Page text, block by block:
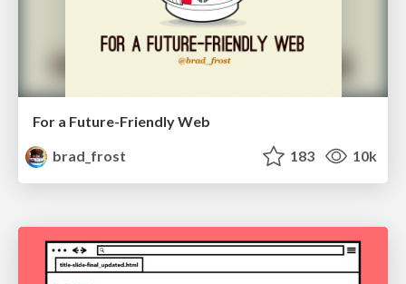
For a Future-Friendly Web
brad_frost
183 10k